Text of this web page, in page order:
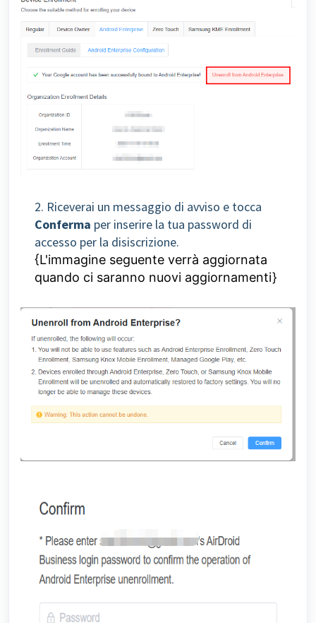
2. Riceverai un messaggio di avviso e tocca
Conferma per inserire la tua password di
accesso per la disiscrizione.
{L'immagine seguente verrà aggiornata
quando ci saranno nuovi aggiornamenti}